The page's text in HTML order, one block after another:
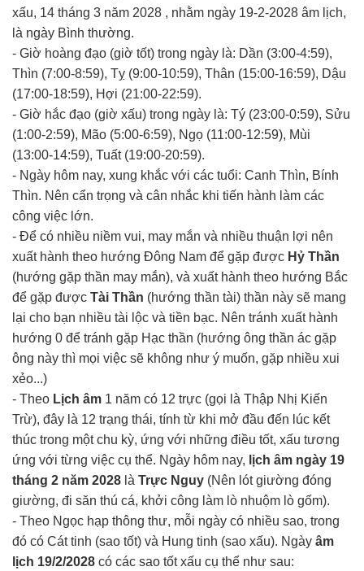
xấu, 14 tháng 3 năm 2028 , nhằm ngày 19-2-2028 âm lịch,
là ngày Bình thường.
- Giờ hoàng đạo (giờ tốt) trong ngày là: Dần (3:00-4:59),
Thìn (7:00-8:59), Tỵ (9:00-10:59), Thân (15:00-16:59), Dậu
(17:00-18:59), Hợi (21:00-22:59).
- Giờ hắc đạo (giờ xấu) trong ngày là: Tý (23:00-0:59), Sửu
(1:00-2:59), Mão (5:00-6:59), Ngọ (11:00-12:59), Mùi
(13:00-14:59), Tuất (19:00-20:59).
- Ngày hôm nay, xung khắc với các tuổi: Canh Thìn, Bính
Thìn. Nên cẩn trọng và cân nhắc khi tiến hành làm các
công việc lớn.
- Để có nhiều niềm vui, may mắn và nhiều thuận lợi nên
xuất hành theo hướng Đông Nam để gặp được Hỷ Thần
(hướng gặp thần may mắn), và xuất hành theo hướng Bắc
để gặp được Tài Thần (hướng thần tài) thần này sẽ mang
lại cho bạn nhiều tài lộc và tiền bạc. Nên tránh xuất hành
hướng 0 để tránh gặp Hạc thần (hướng ông thần ác gặp
ông này thì mọi việc sẽ không như ý muốn, gặp nhiều xui
xẻo...)
- Theo Lịch âm 1 năm có 12 trực (gọi là Thập Nhị Kiến
Trừ), đây là 12 trạng thái, tính từ khi mở đầu đến lúc kết
thúc trong một chu kỳ, ứng với những điều tốt, xấu tương
ứng với từng việc cụ thể. Ngày hôm nay, lịch âm ngày 19
tháng 2 năm 2028 là Trực Nguy (Nên lót giường đóng
giường, đi săn thú cá, khởi công làm lò nhuộm lò gốm).
- Theo Ngọc hạp thông thư, mỗi ngày có nhiều sao, trong
đó có Cát tinh (sao tốt) và Hung tinh (sao xấu). Ngày âm
lịch 19/2/2028 có các sao tốt xấu cụ thể như sau: